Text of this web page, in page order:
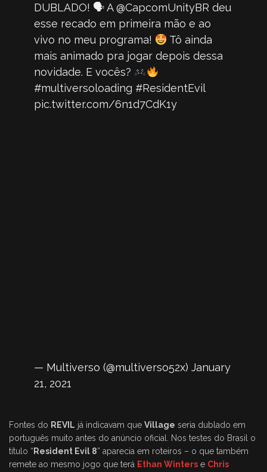
DUBLADO! 🗣 A@CapcomUnityBR deu
esse recado em primeira mão e ao
vivo no meu programa!
Tô ainda
mais animado pra jogar depois dessa
novidade. E vocês?
#multiversoloading #ResidentEvil
pic.twitter.com/6n1d7CdK1y
— Multiverso (@multiverso52x) January
21, 2021
Fontes do REVIL já indicavam que Village seria dublado em
português muito antes do anúncio oficial. Nos testes do Brasil o
título “ Resident Evil 8” aparecia em roteiros – o que também
remete ao mesmo jogo que terá Ethan Winters e Chris